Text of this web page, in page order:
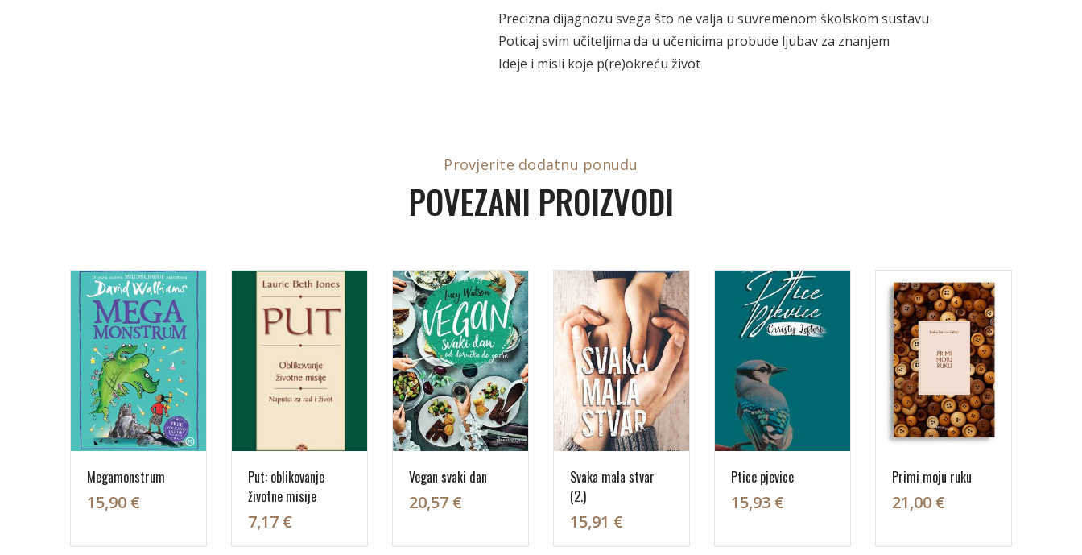
Precizna dijagnozu svega što ne valja u suvremenom školskom sustavu
Poticaj svim učiteljima da u učenicima probude ljubav za znanjem
Ideje i misli koje p(re)okreću život
Provjerite dodatnu ponudu
POVEZANI PROIZVODI
Megamonstrum
15,90 €
Put: oblikovanje
životne misije
7,17 €
Vegan svaki dan
20,57 €
Svaka mala stvar
(2.)
15,91 €
Ptice pjevice
15,93 €
Primi moju ruku
21,00 €